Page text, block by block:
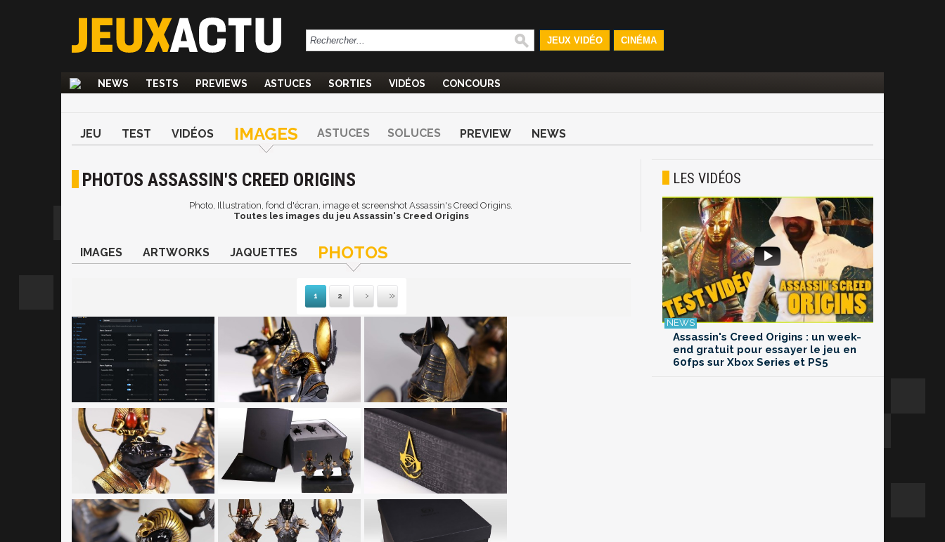
JEUX VIDÉO CINÉMA
NEWS TESTS PREVIEWS ASTUCES SORTIES VIDÉOS CONCOURS
JEU TEST VIDÉOS IMAGES ASTUCES SOLUCES PREVIEW NEWS
PHOTOS ASSASSIN'S CREED ORIGINS
Photo, Illustration, fond d'écran, image et screenshot Assassin's Creed Origins.
Toutes les images du jeu Assassin's Creed Origins
IMAGES ARTWORKS JAQUETTES PHOTOS
1 2
Suivante
Dernière
LES VIDÉOS
Assassin's Creed Origins : un week-
end gratuit pour essayer le jeu en
60fps sur Xbox Series et PS5